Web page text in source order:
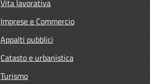
Vita lavorativa
Imprese e Commercio
Appalti pubblici
Catasto e urbanistica
Turismo